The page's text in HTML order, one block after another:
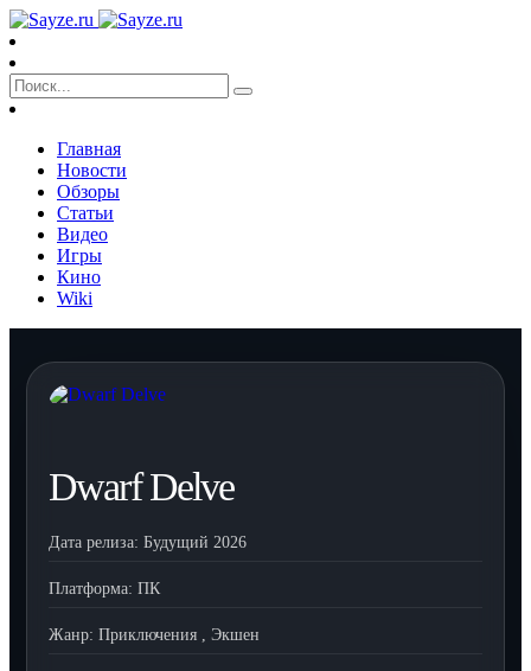
Главная
Новости
Обзоры
Статьи
Видео
Игры
Кино
Wiki
Dwarf Delve
Дата релиза: Будущий 2026
Платформа: ПК
Жанр: Приключения , Экшен